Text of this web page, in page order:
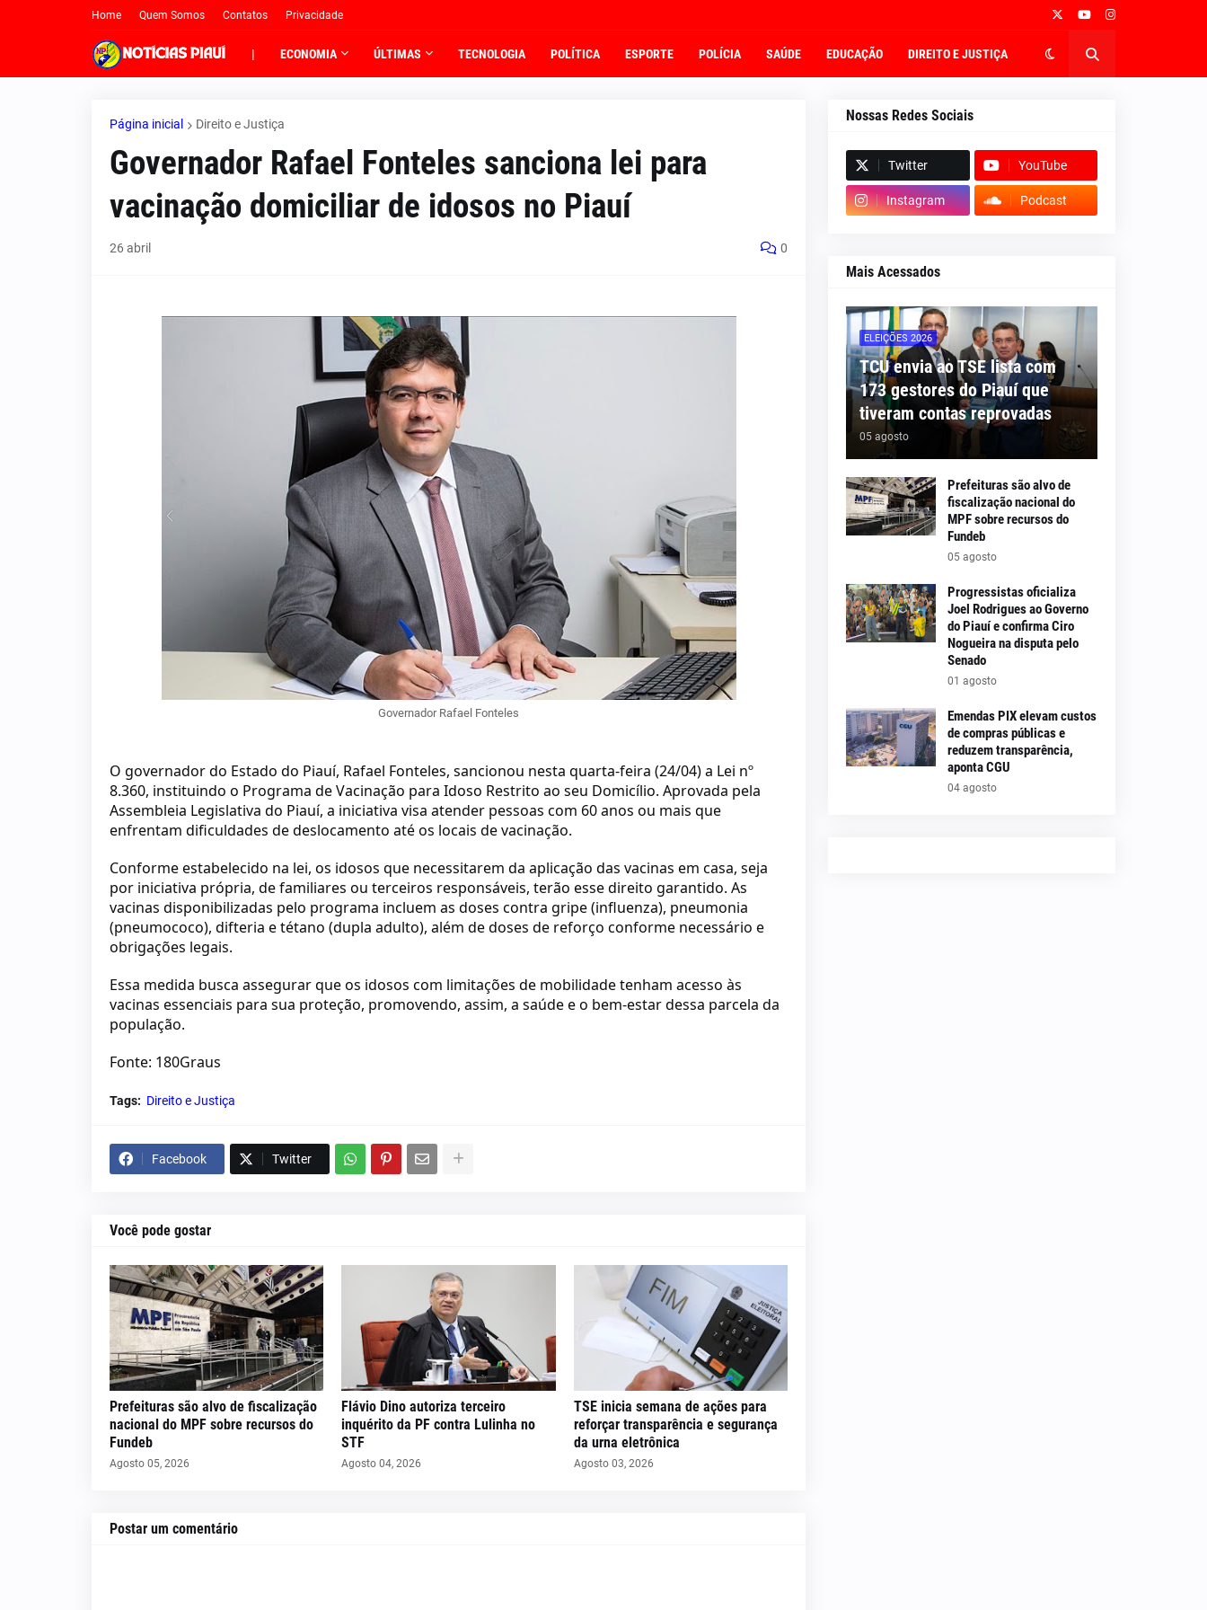
Home Quem Somos Contatos Privacidade
| ECONOMIA ÚLTIMAS TECNOLOGIA POLÍTICA ESPORTE POLÍCIA SAÚDE EDUCAÇÃO DIREITO E JUSTIÇA
Página inicial Direito e Justiça
Governador Rafael Fonteles sanciona lei para
vacinação domiciliar de idosos no Piauí
26 abril 0
Governador Rafael Fonteles
O governador do Estado do Piauí, Rafael Fonteles, sancionou nesta quarta-feira (24/04) a Lei nº
8.360, instituindo o Programa de Vacinação para Idoso Restrito ao seu Domicílio. Aprovada pela
Assembleia Legislativa do Piauí, a iniciativa visa atender pessoas com 60 anos ou mais que
enfrentam dificuldades de deslocamento até os locais de vacinação.
Conforme estabelecido na lei, os idosos que necessitarem da aplicação das vacinas em casa, seja
por iniciativa própria, de familiares ou terceiros responsáveis, terão esse direito garantido. As
vacinas disponibilizadas pelo programa incluem as doses contra gripe (influenza), pneumonia
(pneumococo), difteria e tétano (dupla adulto), além de doses de reforço conforme necessário e
obrigações legais.
Essa medida busca assegurar que os idosos com limitações de mobilidade tenham acesso às
vacinas essenciais para sua proteção, promovendo, assim, a saúde e o bem-estar dessa parcela da
população.
Fonte: 180Graus
Tags: Direito e Justiça
Facebook Twitter
Você pode gostar
Prefeituras são alvo de fiscalização
nacional do MPF sobre recursos do
Fundeb
Agosto 05, 2026
Flávio Dino autoriza terceiro
inquérito da PF contra Lulinha no
STF
Agosto 04, 2026
TSE inicia semana de ações para
reforçar transparência e segurança
da urna eletrônica
Agosto 03, 2026
Postar um comentário
Nossas Redes Sociais
Twitter YouTube
Instagram Podcast
Mais Acessados
ELEIÇÕES 2026
TCU envia ao TSE lista com
173 gestores do Piauí que
tiveram contas reprovadas
05 agosto
Prefeituras são alvo de
fiscalização nacional do
MPF sobre recursos do
Fundeb
05 agosto
Progressistas oficializa
Joel Rodrigues ao Governo
do Piauí e confirma Ciro
Nogueira na disputa pelo
Senado
01 agosto
Emendas PIX elevam custos
de compras públicas e
reduzem transparência,
aponta CGU
04 agosto